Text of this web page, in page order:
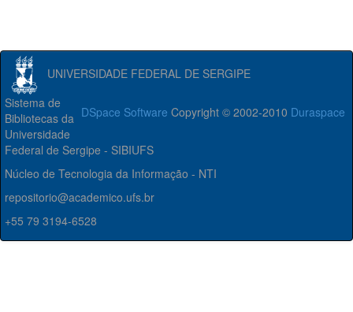
UNIVERSIDADE FEDERAL DE SERGIPE
DSpace Software Copyright © 2002-2010 Duraspace
Sistema de
Bibliotecas da
Universidade
Federal de Sergipe - SIBIUFS
Núcleo de Tecnologia da Informação - NTI
repositorio@academico.ufs.br
+55 79 3194-6528